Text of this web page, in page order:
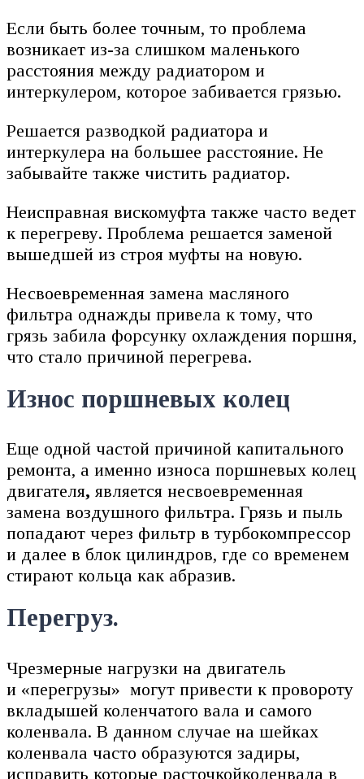
Если быть более точным, то проблема
возникает из-за слишком маленького
расстояния между радиатором и
интеркулером, которое забивается грязью.
Решается разводкой радиатора и
интеркулера на большее расстояние. Не
забывайте также чистить радиатор.
Неисправная вискомуфта также часто ведет
к перегреву. Проблема решается заменой
вышедшей из строя муфты на новую.
Несвоевременная замена масляного
фильтра однажды привела к тому, что
грязь забила форсунку охлаждения поршня,
что стало причиной перегрева.
Износ поршневых колец
Еще одной частой причиной капитального
ремонта, а именно износа поршневых колец
двигателя, является несвоевременная
замена воздушного фильтра. Грязь и пыль
попадают через фильтр в турбокомпрессор
и далее в блок цилиндров, где со временем
стирают кольца как абразив.
Перегруз.
Чрезмерные нагрузки на двигатель
и «перегрузы» могут привести к провороту
вкладышей коленчатого вала и самого
коленвала. В данном случае на шейках
коленвала часто образуются задиры,
исправить которые расточкойколенвала в